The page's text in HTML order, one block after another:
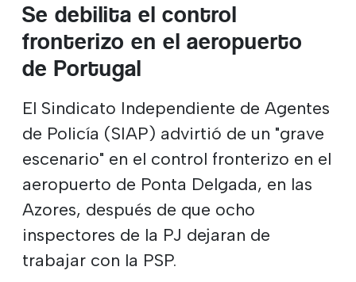
Se debilita el control
fronterizo en el aeropuerto
de Portugal
El Sindicato Independiente de Agentes
de Policía (SIAP) advirtió de un "grave
escenario" en el control fronterizo en el
aeropuerto de Ponta Delgada, en las
Azores, después de que ocho
inspectores de la PJ dejaran de
trabajar con la PSP.